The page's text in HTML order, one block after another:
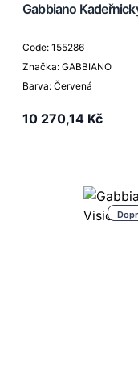
Gabbiano
Code: 155286
Značka: GABBIANO
Barva: Červená
10 270,14 Kč